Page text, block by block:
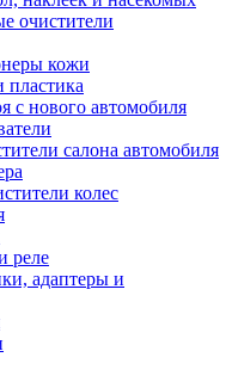
очистители
кожи
пластика
с нового автомобиля
салона автомобиля
колес
реле
адаптеры и